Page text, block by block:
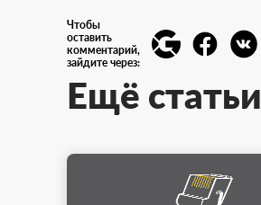
Чтобы
оставить
комментарий,
зайдите через:
Ещё статьи